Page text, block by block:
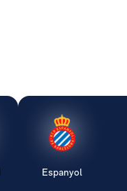
Espanyol